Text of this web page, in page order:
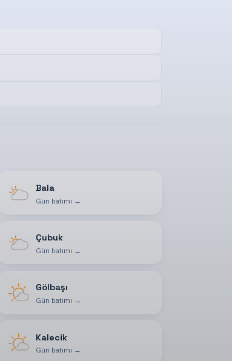
Bala
Gün batımı →
Çubuk
Gün batımı →
Gölbaşı
Gün batımı →
Kalecik
Gün batımı →